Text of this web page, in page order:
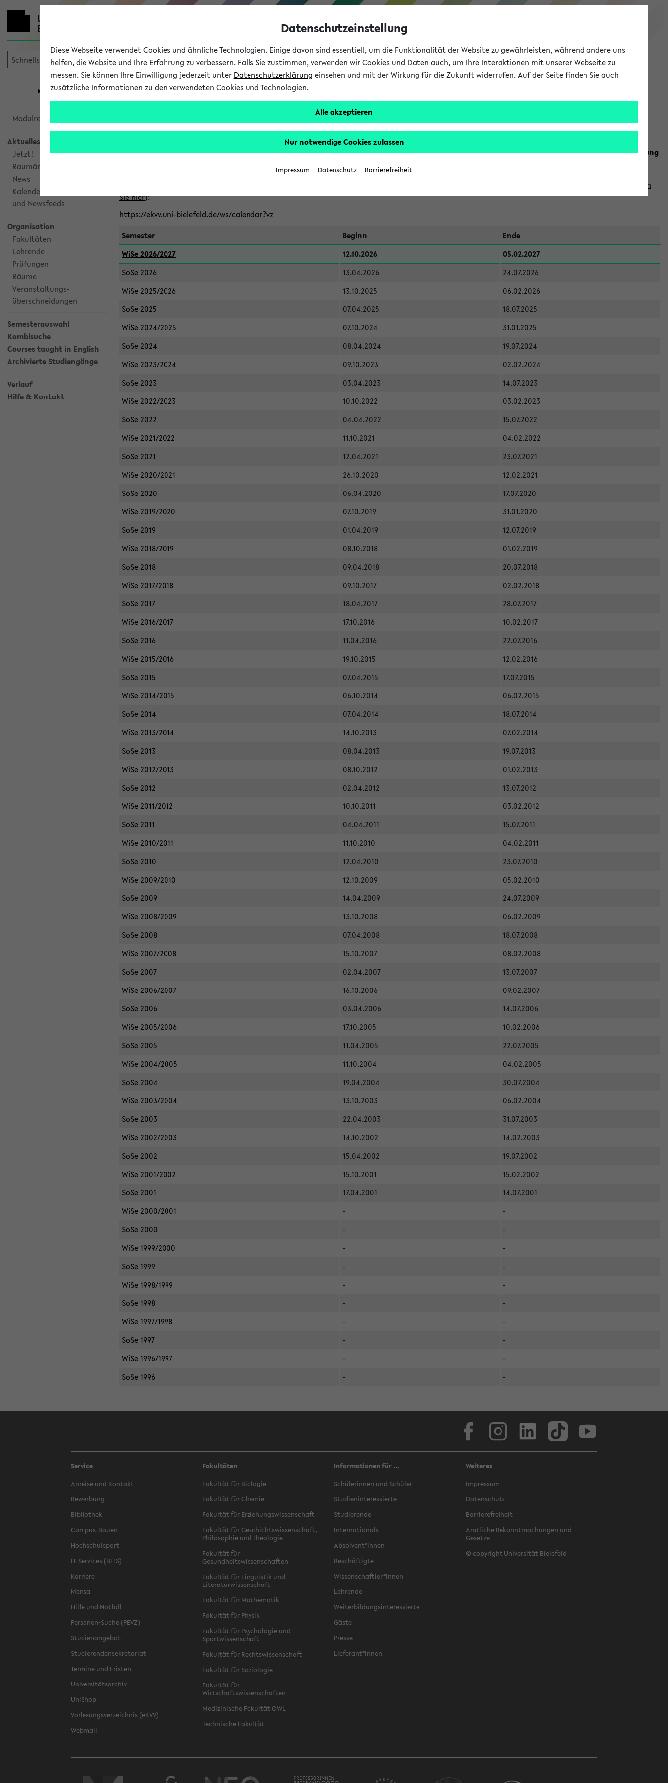
eKVV
Universität Forschung Studium
eKVV
Modulrecherche
Aktuelles
Jetzt!
Raumänderungen
News
Kalenderintegration
und Newsfeeds
Organisation
Fakultäten
Lehrende
Prüfungen
Räume
Veranstaltungs-
überschneidungen
Semesterauswahl
Kombisuche
Courses taught in English
Archivierte Studiengänge
Verlauf
Hilfe & Kontakt
Alle veröffentlichten Semester im eKVV
Klicken Sie auf das Semester, welches Sie für Ihre Sitzung auswählen möchten. Bitte beachten Sie auch die weiteren Termine imKalender der Lehrplanung
finden
Sie hier):
https://ekvv.uni-bielefeld.de/ws/calendar?vz
Semester
Beginn
Ende
WiSe 2026/2027
12.10.2026
05.02.2027
SoSe 2026
13.04.2026
24.07.2026
WiSe 2025/2026
13.10.2025
06.02.2026
SoSe 2025
07.04.2025
18.07.2025
WiSe 2024/2025
07.10.2024
31.01.2025
SoSe 2024
08.04.2024
19.07.2024
WiSe 2023/2024
09.10.2023
02.02.2024
SoSe 2023
03.04.2023
14.07.2023
WiSe 2022/2023
10.10.2022
03.02.2023
SoSe 2022
04.04.2022
15.07.2022
WiSe 2021/2022
11.10.2021
04.02.2022
SoSe 2021
12.04.2021
23.07.2021
WiSe 2020/2021
26.10.2020
12.02.2021
SoSe 2020
06.04.2020
17.07.2020
WiSe 2019/2020
07.10.2019
31.01.2020
SoSe 2019
01.04.2019
12.07.2019
WiSe 2018/2019
08.10.2018
01.02.2019
SoSe 2018
09.04.2018
20.07.2018
WiSe 2017/2018
09.10.2017
02.02.2018
SoSe 2017
18.04.2017
28.07.2017
WiSe 2016/2017
17.10.2016
10.02.2017
SoSe 2016
11.04.2016
22.07.2016
WiSe 2015/2016
19.10.2015
12.02.2016
SoSe 2015
07.04.2015
17.07.2015
WiSe 2014/2015
06.10.2014
06.02.2015
SoSe 2014
07.04.2014
18.07.2014
WiSe 2013/2014
14.10.2013
07.02.2014
SoSe 2013
08.04.2013
19.07.2013
WiSe 2012/2013
08.10.2012
01.02.2013
SoSe 2012
02.04.2012
13.07.2012
WiSe 2011/2012
10.10.2011
03.02.2012
SoSe 2011
04.04.2011
15.07.2011
WiSe 2010/2011
11.10.2010
04.02.2011
SoSe 2010
12.04.2010
23.07.2010
WiSe 2009/2010
12.10.2009
05.02.2010
SoSe 2009
14.04.2009
24.07.2009
WiSe 2008/2009
13.10.2008
06.02.2009
SoSe 2008
07.04.2008
18.07.2008
WiSe 2007/2008
15.10.2007
08.02.2008
SoSe 2007
02.04.2007
13.07.2007
WiSe 2006/2007
16.10.2006
09.02.2007
SoSe 2006
03.04.2006
14.07.2006
WiSe 2005/2006
17.10.2005
10.02.2006
SoSe 2005
11.04.2005
22.07.2005
WiSe 2004/2005
11.10.2004
04.02.2005
SoSe 2004
19.04.2004
30.07.2004
WiSe 2003/2004
13.10.2003
06.02.2004
SoSe 2003
22.04.2003
31.07.2003
WiSe 2002/2003
14.10.2002
14.02.2003
SoSe 2002
15.04.2002
19.07.2002
WiSe 2001/2002
15.10.2001
15.02.2002
SoSe 2001
17.04.2001
14.07.2001
WiSe 2000/2001
-
-
SoSe 2000
-
-
WiSe 1999/2000
-
-
SoSe 1999
-
-
WiSe 1998/1999
-
-
SoSe 1998
-
-
WiSe 1997/1998
-
-
SoSe 1997
-
-
WiSe 1996/1997
-
-
SoSe 1996
- -
Service
Anreise und Kontakt
Bewerbung
Bibliothek
Campus-Bauen
Hochschulsport
IT-Services (BITS)
Karriere
Mensa
Hilfe und Notfall
Personen-Suche (PEVZ)
Studienangebot
Studierendensekretariat
Termine und Fristen
Universitätsarchiv
UniShop
Vorlesungsverzeichnis (eKVV)
Webmail
Fakultäten
Fakultät für Biologie
Fakultät für Chemie
Fakultät für Erziehungswissenschaft
Fakultät für Geschichtswissenschaft,
Philosophie und Theologie
Fakultät für
Gesundheitswissenschaften
Fakultät für Linguistik und
Literaturwissenschaft
Fakultät für Mathematik
Fakultät für Physik
Fakultät für Psychologie und
Sportwissenschaft
Fakultät für Rechtswissenschaft
Fakultät für Soziologie
Fakultät für
Wirtschaftswissenschaften
Medizinische Fakultät OWL
Technische Fakultät
Informationen für ...
Schülerinnen und Schüler
Studieninteressierte
Studierende
Internationals
Absolvent*innen
Beschäftigte
Wissenschaftler*innen
Lehrende
Weiterbildungsinteressierte
Gäste
Presse
Lieferant*innen
Weiteres
Impressum
Datenschutz
Barrierefreiheit
Amtliche Bekanntmachungen und
Gesetze
© copyright Universität Bielefeld
Datenschutzeinstellung
Diese Webseite verwendet Cookies und ähnliche Technologien. Einige davon sind essentiell, um die Funktionalität der Website zu gewährleisten, während andere uns
helfen, die Website und Ihre Erfahrung zu verbessern. Falls Sie zustimmen, verwenden wir Cookies und Daten auch, um Ihre Interaktionen mit unserer Webseite zu
messen. Sie können Ihre Einwilligung jederzeit unter Datenschutzerklärung einsehen und mit der Wirkung für die Zukunft widerrufen. Auf der Seite finden Sie auch
zusätzliche Informationen zu den verwendeten Cookies und Technologien.
Alle akzeptieren
Nur notwendige Cookies zulassen
Impressum Datenschutz Barrierefreiheit